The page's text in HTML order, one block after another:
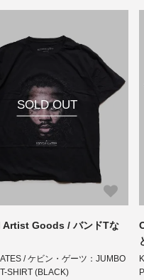
SOLD OUT
Goods / バンドTな
/ ケビン・ゲーツ：JUMBO
SHIRT (BLACK)